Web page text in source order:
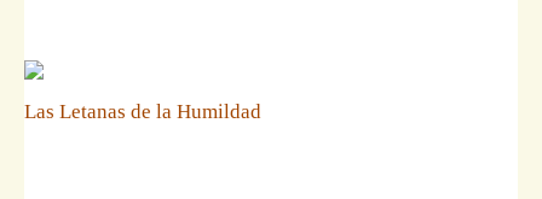
Las Letanas de la Humildad